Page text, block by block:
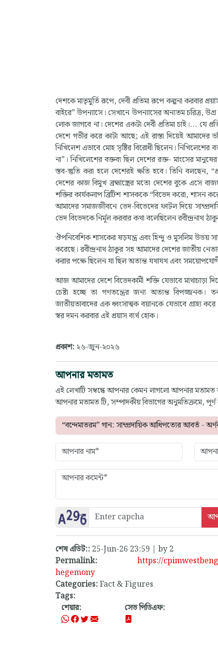
দেশকে মাতৃমুর্তি রূপে, দেবী প্রতিমা রূপে কল্পনা করবার
বাইরে” উপন্যাসে। সেখানে উপন্যাসের অন্যতম চরিত্র,
লোক জাগবে না। দেশের একটা দেবী প্রতিমা চাই।... যে
দেশে গভীর করে কাটা আছে; এই রাস্তা দিয়েই আমাদের
নিখিলেশ এভাবে মোহ সৃষ্টির বিরোধী ছিলেন।
না”। নিখিলেশের বক্তব্য ছিল দেশের রক্ত- মাংসের
স্তব-স্তুতি করা হলে দেশেরই ক্ষতি হবে। তিনি বলছেন,
দেশের কাজ বিমুখ ব্রহ্মাস্ত্রের মতো দেশের বুকে এসে
শক্তির কার্যকলাপ ব্রিটিশ শাসককে “বিভেদ করো, শাসন
আমাদের সমাজজীবনে ভেদ-বিভেদের ফাটল দিয়ে
ভেদ বিভেদকে নির্মূল করবার কথা বলেছিলেন রবীন্দ্রনাথ
ঔপনিবেশিক শাসকের ষড়যন্ত্র এবং হিন্দু ও মুসলিম উভয়
করেছে। রবীন্দ্রনাথ ঠাকুর সহ আমাদের দেশের জাতীয়
করার পক্ষে ছিলেন যা ছিল অত্যন্ত যথাযথ এবং সময়োপযোগী
আজ আমাদের দেশে বিভেদকামী শক্তি যেভাবে মাথাচাড়া
চেষ্টা হচ্ছে তা গণতন্ত্রের জন্য অত্যন্ত
জাতীয়তাবাদের এক ধ্বংসাত্মক বয়ানকে যেভাবে গ্রাহ্য
স্বর দমন করবার এই প্রয়াস ব্যর্থ হোক।
প্রকাশ: ২৬-জুন-২০২৬
আপনার মতামত
এই লেখাটি সম্বন্ধে আপনার কেমন লাগলো আপনার
আপনার মতামত টি, সম্পাদকীয় বিভাগের অনুমতিক্রমে,
শেষ এডিট:: 25-Jun-26 23:59 | by 2
Permalink:
https://
hegemony
Categories:Fact & Figures
Tags:
শেয়ার:
সেভ পিডিএফ: